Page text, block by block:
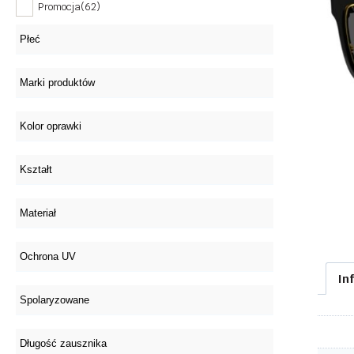
Promocja(62)